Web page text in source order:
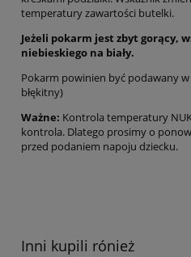
temperatury zawartości butelki.
Jeżeli pokarm jest zbyt gorący,
niebieskiego na biały.
Pokarm powinien być podawany
błękitny)
Ważne: Kontrola temperatury
kontrola. Dlatego prosimy o
przed podaniem napoju dziecku.
Inni kupili rónież